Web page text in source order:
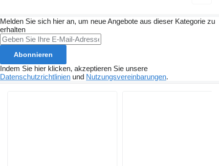
Melden Sie sich hier an, um neue Angebote aus dieser Kategorie zu
erhalten
Abonnieren
Indem Sie hier klicken, akzeptieren Sie unsere
Datenschutzrichtlinien und Nutzungsvereinbarungen.